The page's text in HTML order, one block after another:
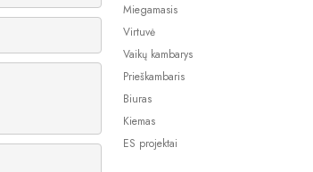
Miegamasis
Virtuvė
Vaikų kambarys
Prieškambaris
Biuras
Kiemas
ES projektai